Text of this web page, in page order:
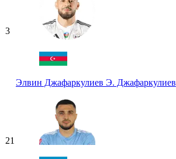
3
Элвин Джафаркулиев Э. Джафаркулиев
21